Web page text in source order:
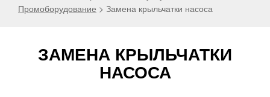
Промоборудование > Замена крыльчатки насоса
ЗАМЕНА КРЫЛЬЧАТКИ
НАСОСА